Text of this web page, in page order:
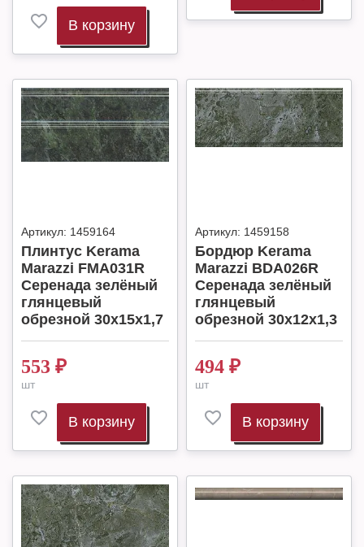
В корзину
Артикул: 1459164
Плинтус Kerama
Marazzi FMA031R
Серенада зелёный
глянцевый
обрезной 30x15x1,7
553 ₽
шт
В корзину
Артикул: 1459158
Бордюр Kerama
Marazzi BDA026R
Серенада зелёный
глянцевый
обрезной 30x12x1,3
494 ₽
шт
В корзину